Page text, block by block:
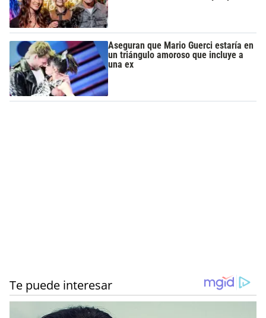
Aseguran que Mario Guerci estaría en
un triángulo amoroso que incluye a
una ex